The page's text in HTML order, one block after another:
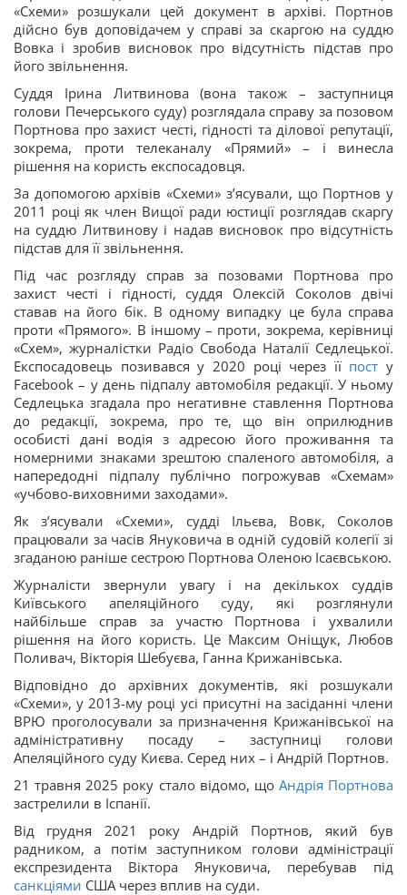
«Схеми» розшукали цей документ в архіві. Портнов
дійсно був доповідачем у справі за скаргою на суддю
Вовка і зробив висновок про відсутність підстав про
його звільнення.
Суддя Ірина Литвинова (вона також – заступниця
голови Печерського суду) розглядала справу за позовом
Портнова про захист честі, гідності та ділової репутації,
зокрема, проти телеканалу «Прямий» – і винесла
рішення на користь експосадовця.
За допомогою архівів «Схеми» з’ясували, що Портнов у
2011 році як член Вищої ради юстиції розглядав скаргу
на суддю Литвинову і надав висновок про відсутність
підстав для її звільнення.
Під час розгляду справ за позовами Портнова про
захист честі і гідності, суддя Олексій Соколов двічі
ставав на його бік. В одному випадку це була справа
проти «Прямого». В іншому – проти, зокрема, керівниці
«Схем», журналістки Радіо Свобода Наталії Седлецької.
Експосадовець позивався у 2020 році через її пост у
Facebook – у день підпалу автомобіля редакції. У ньому
Седлецька згадала про негативне ставлення Портнова
до редакції, зокрема, про те, що він оприлюднив
особисті дані водія з адресою його проживання та
номерними знаками зрештою спаленого автомобіля, а
напередодні підпалу публічно погрожував «Схемам»
«учбово-виховними заходами».
Як з’ясували «Схеми», судді Ільєва, Вовк, Соколов
працювали за часів Януковича в одній судовій колегії зі
згаданою раніше сестрою Портнова Оленою Ісаєвською.
Журналісти звернули увагу і на декількох суддів
Київського апеляційного суду, які розглянули
найбільше справ за участю Портнова і ухвалили
рішення на його користь. Це Максим Оніщук, Любов
Поливач, Вікторія Шебуєва, Ганна Крижанівська.
Відповідно до архівних документів, які розшукали
«Схеми», у 2013-му році усі присутні на засіданні члени
ВРЮ проголосували за призначення Крижанівської на
адміністративну посаду – заступниці голови
Апеляційного суду Києва. Серед них – і Андрій Портнов.
21 травня 2025 року стало відомо, що Андрія Портнова
застрелили в Іспанії.
Від грудня 2021 року Андрій Портнов, який був
радником, а потім заступником голови адміністрації
експрезидента Віктора Януковича, перебував під
санкціями США через вплив на суди.